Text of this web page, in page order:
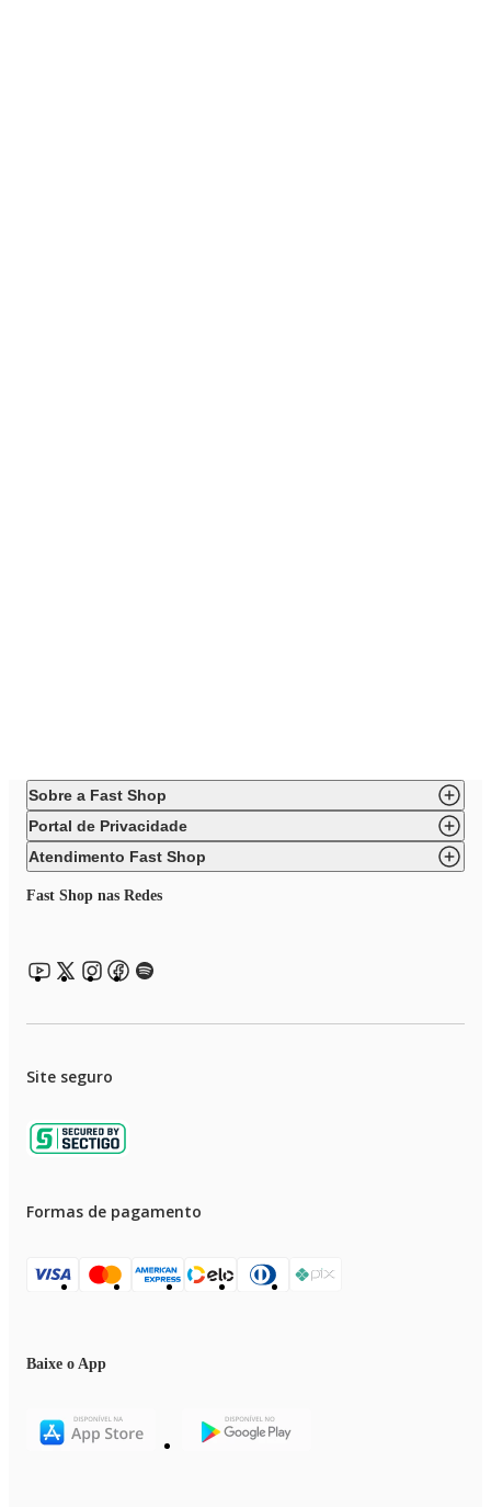
Sobre a Fast Shop
Portal de Privacidade
Atendimento Fast Shop
Fast Shop nas Redes
Site seguro
Formas de pagamento
Baixe o App